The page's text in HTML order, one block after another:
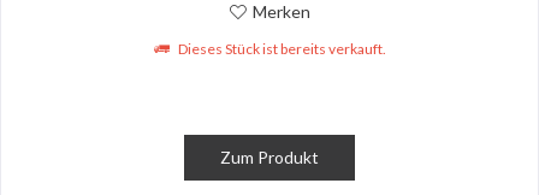
Merken
Dieses Stück ist bereits verkauft.
Zum Produkt